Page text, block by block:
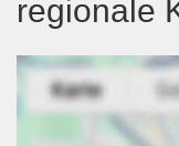
regionale